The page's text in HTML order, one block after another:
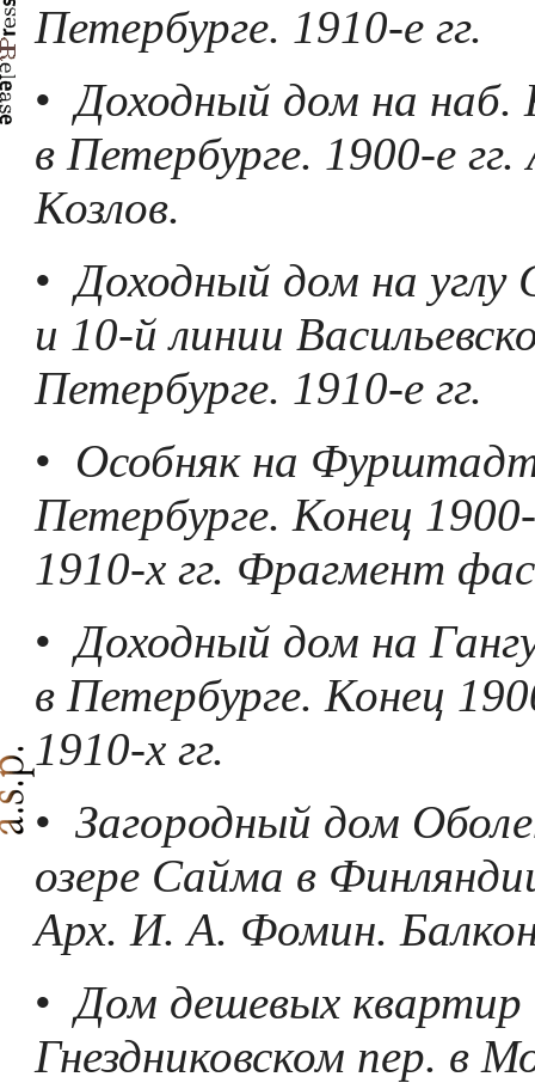
Петербурге. 1910-е гг.
•Доходный дом на наб.
в Петербурге. 1900-е
Козлов.
•Доходный дом на углу
и 10-й линии
Петербурге. 1910-е гг.
• Особняк на
Петербурге. Конец
1910-х гг. Фрагмент
•Доходный дом на
в Петербурге. Конец
1910-х гг.
• Загородный дом
озере Сайма в
Арх. И. А. Фомин.
•Дом дешевых квартир
Гнездниковском пер. в